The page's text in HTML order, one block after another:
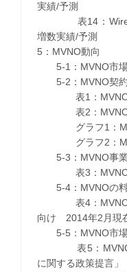
実績/予測
表14：
増数実績/予測
5：MVNO動向
5-1：MVNO市場
5-2：MVNO契約
表1：MVNO
表2：MVNO契
グラフ1：
グラフ2：
5-3：MVNO事業
表3：MVNO事
5-4：MVNOの料
表4：MVNO料
向け 2014年2月現
5-5：MVNO市場
表5：MVNO委
に関する政策提言」